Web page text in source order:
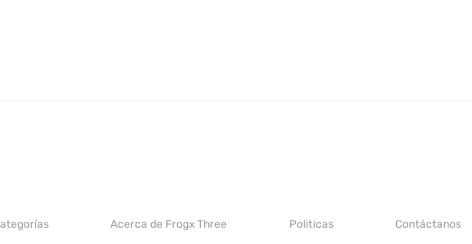
Acerca de Frogx Three Politicas Contáctanos